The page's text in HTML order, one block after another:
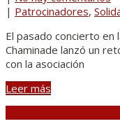
| Patrocinadores,
El pasado concierto en
Chaminade lanzó un
con la asociación
Leer más